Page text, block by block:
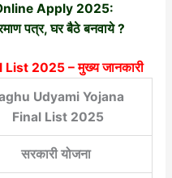
Apply 2025:
पत्र, घर बैठे बनवाये ?
List 2025 – मुख्य जानकारी
Udyami Yojana
Final List 2025
सरकारी योजना